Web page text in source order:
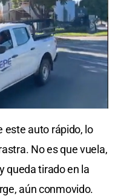
este auto rápido, lo
No es que vuela,
queda tirado en la
aún conmovido.